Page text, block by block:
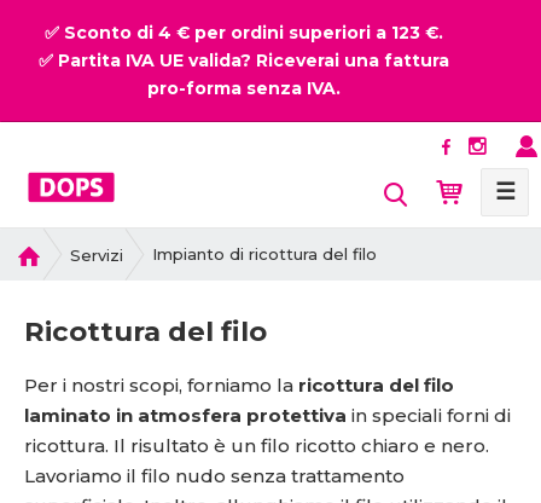
✅ Sconto di 4 € per ordini superiori a 123 €.
✅ Partita IVA UE valida? Riceverai una fattura
pro-forma senza IVA.
☰
r
m
p
a
g
Servizi Impianto di ricottura del filo
Ricottura del filo
Per i nostri scopi, forniamo la ricottura del filo
laminato in atmosfera protettiva in speciali forni di
ricottura. Il risultato è un filo ricotto chiaro e nero.
Lavoriamo il filo nudo senza trattamento